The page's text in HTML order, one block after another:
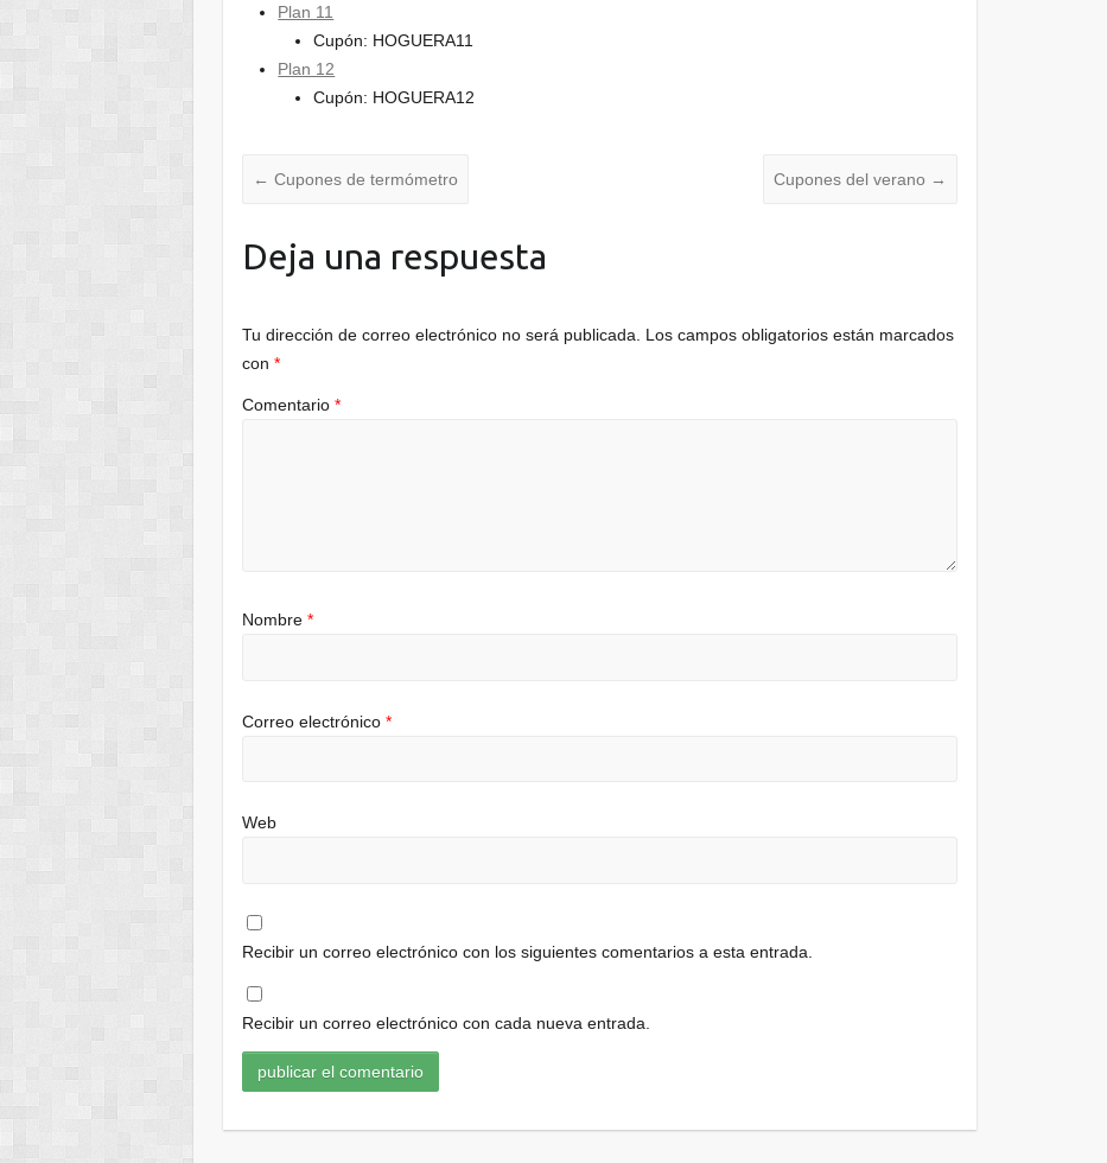
Plan 11
Cupón: HOGUERA11
Plan 12
Cupón: HOGUERA12
← Cupones de termómetro Cupones del verano →
Deja una respuesta
Tu dirección de correo electrónico no será publicada.
Los campos obligatorios están marcados
con*
Comentario*
Nombre*
Correo electrónico*
Web
Recibir un correo electrónico con los siguientes comentarios a esta entrada.
Recibir un correo electrónico con cada nueva entrada.